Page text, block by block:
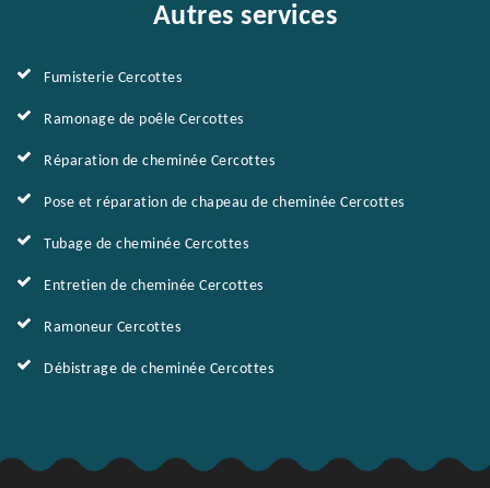
Autres services
Fumisterie Cercottes
Ramonage de poêle Cercottes
Réparation de cheminée Cercottes
Pose et réparation de chapeau de cheminée Cercottes
Tubage de cheminée Cercottes
Entretien de cheminée Cercottes
Ramoneur Cercottes
Débistrage de cheminée Cercottes